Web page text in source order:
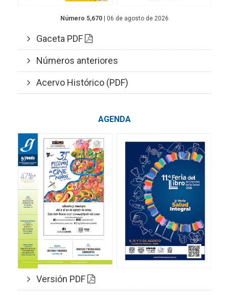
Número 5,670 | 06 de agosto de 2026
Gaceta PDF
Números anteriores
Acervo Histórico (PDF)
AGENDA
Versión PDF